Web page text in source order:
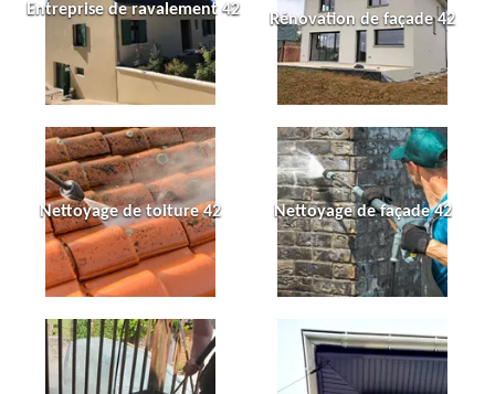
Entreprise de ravalement 42
Rénovation de façade 42
Nettoyage de toiture 42 Nettoyage de façade 42